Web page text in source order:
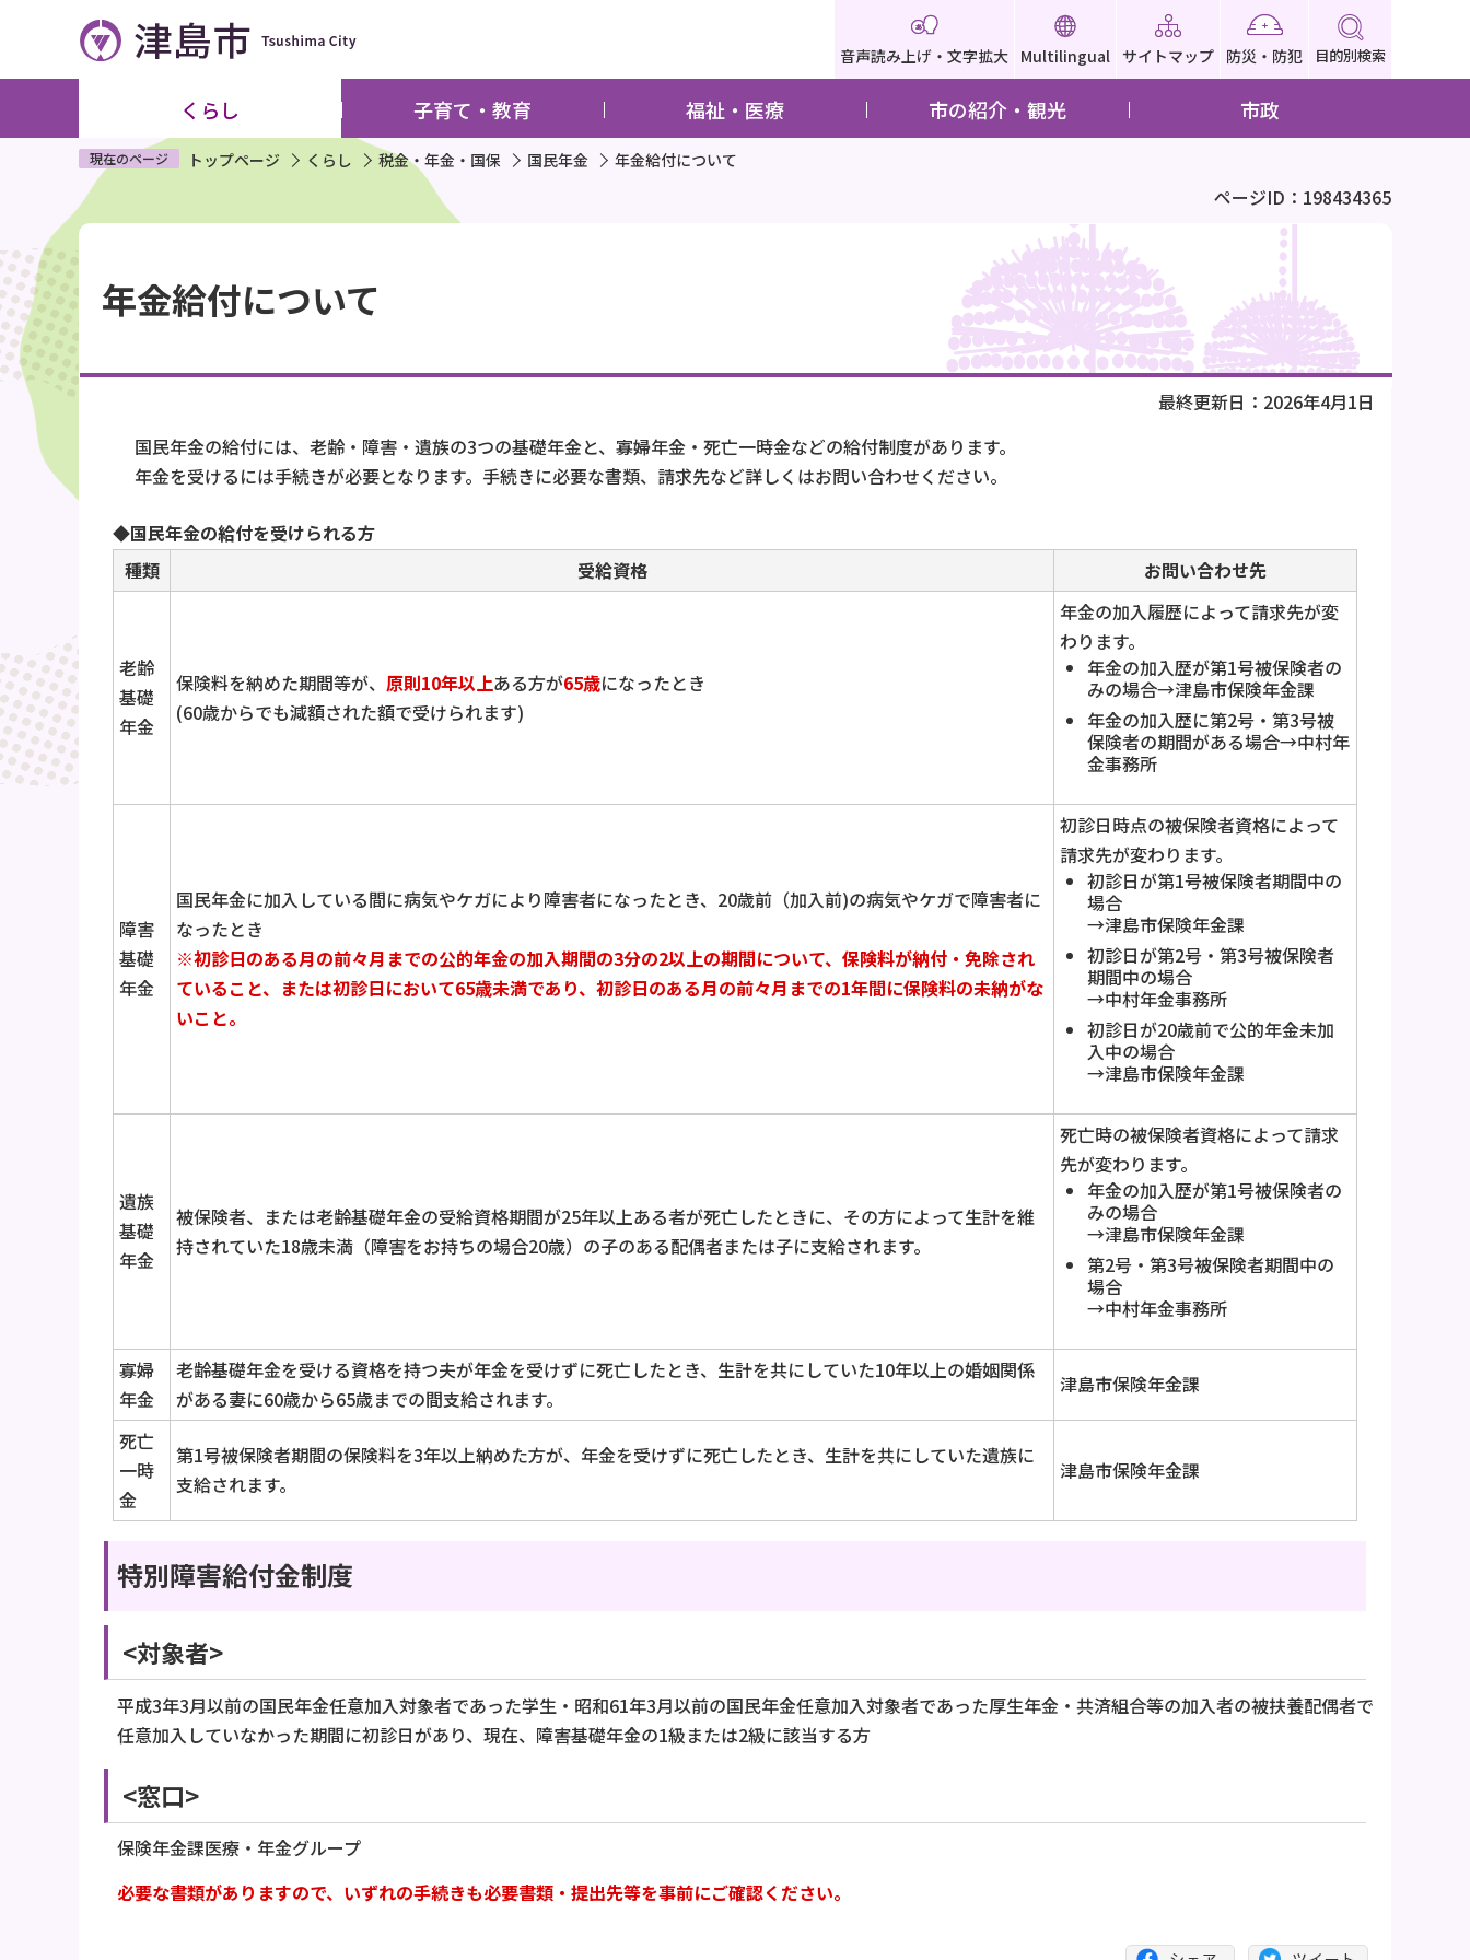
ペ
ジ
で
す
音声読み上げ・文字拡大 Multilingual サイトマップ 防災・防犯 目的別検索
くらし 子育て・教育 福祉・医療 市の紹介・観光 市政
現在のページ トップページ くらし 税金・年金・国保 国民年金 年金給付について
ページID：198434365
文
こ
こ
か
ら
年金給付について
最終更新日：2026年4月1日
国民年金の給付には、老齢・障害・遺族の3つの基礎年金と、寡婦年金・死亡一時金などの給付制度があります。
年金を受けるには手続きが必要となります。手続きに必要な書類、請求先など詳しくはお問い合わせください。
◆国民年金の給付を受けられる方
種類
受給資格 お問い合わせ先
老齢
基礎
年金
保険料を納めた期間等が、 原則10年以上ある方が65歳になったとき
(60歳からでも減額された額で受けられます)
年金の加入履歴によって請求先が変
わります。
年金の加入歴が第1号被保険者の
みの場合→津島市保険年金課
年金の加入歴に第2号・第3号被
保険者の期間がある場合→中村年
金事務所
障害
基礎
年金
国民年金に加入している間に病気やケガにより障害者になったとき、20歳前（加入前)の病気やケガで障害者に
なったとき
※初診日のある月の前々月までの公的年金の加入期間の3分の2以上の期間について、保険料が納付・免除され
ていること、または初診日において65歳未満であり、初診日のある月の前々月までの1年間に保険料の未納がな
いこと。
初診日時点の被保険者資格によって
請求先が変わります。
初診日が第1号被保険者期間中の
場合
→津島市保険年金課
初診日が第2号・第3号被保険者
期間中の場合
→中村年金事務所
初診日が20歳前で公的年金未加
入中の場合
→津島市保険年金課
遺族
基礎
年金
被保険者、または老齢基礎年金の受給資格期間が25年以上ある者が死亡したときに、その方によって生計を維
持されていた18歳未満（障害をお持ちの場合20歳）の子のある配偶者または子に支給されます。
死亡時の被保険者資格によって請求
先が変わります。
年金の加入歴が第1号被保険者の
みの場合
→津島市保険年金課
第2号・第3号被保険者期間中の
場合
→中村年金事務所
寡婦
年金
老齢基礎年金を受ける資格を持つ夫が年金を受けずに死亡したとき、生計を共にしていた10年以上の婚姻関係
がある妻に60歳から65歳までの間支給されます。
津島市保険年金課
死亡
一時
金
第1号被保険者期間の保険料を3年以上納めた方が、年金を受けずに死亡したとき、生計を共にしていた遺族に
支給されます。
津島市保険年金課
特別障害給付金制度
<対象者>
平成3年3月以前の国民年金任意加入対象者であった学生・昭和61年3月以前の国民年金任意加入対象者であった厚生年金・共済組合等の加入者の被扶養配偶者で
任意加入していなかった期間に初診日があり、現在、障害基礎年金の1級または2級に該当する方
<窓口>
保険年金課医療・年金グループ
必要な書類がありますので、いずれの手続きも必要書類・提出先等を事前にご確認ください。